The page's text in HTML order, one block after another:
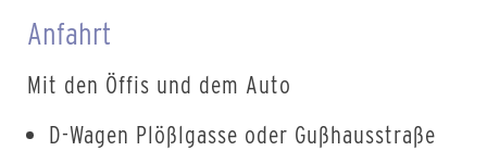
Anfahrt
Mit den Öffis und dem Auto
D-Wagen Plößlgasse oder Gußhausstraße